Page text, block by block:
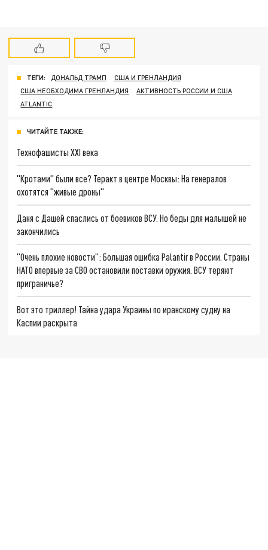
ТЕГИ: ДОНАЛЬД ТРАМП
США И ГРЕНЛАНДИЯ
США НЕОБХОДИМА ГРЕНЛАНДИЯ
АКТИВНОСТЬ РОССИИ И США
ATLANTIC
ЧИТАЙТЕ ТАКЖЕ:
Технофашисты XXI века
"Кротами" были все? Теракт в центре Москвы: На генералов
охотятся "живые дроны"
Даня с Дашей спаслись от боевиков ВСУ. Но беды для малышей не
закончились
"Очень плохие новости": Большая ошибка Palantir в России. Страны
НАТО впервые за СВО остановили поставки оружия. ВСУ теряют
приграничье?
Вот это триллер! Тайна удара Украины по иранскому судну на
Каспии раскрыта